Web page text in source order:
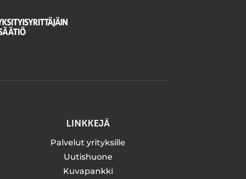
LINKKEJÄ
Palvelut yrityksille
Uutishuone
Kuvapankki